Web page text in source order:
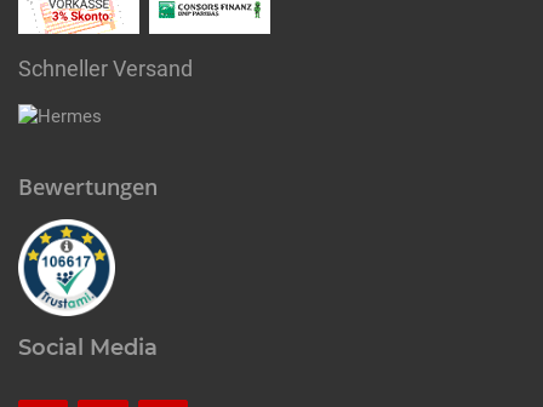
Schneller Versand
Bewertungen
Social Media